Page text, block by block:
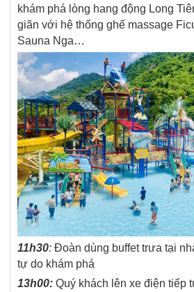
khám phá lòng hang động Long
giãn với hệ thống ghế massage
Sauna Nga…
11h30: Đoàn dùng buffet trưa tại
tự do khám phá
13h00: Quý khách lên xe điện tiếp